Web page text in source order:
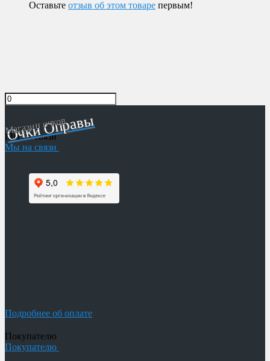
Оставьте отзыв об этом товаре первым!
Очки Оправы
Магазин очков
Мы на связи
Мы на связи
Подробнее об оплате
Покупателю
Покупателю